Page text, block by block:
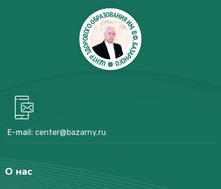
E-mail: center@bazarny.ru
О нас